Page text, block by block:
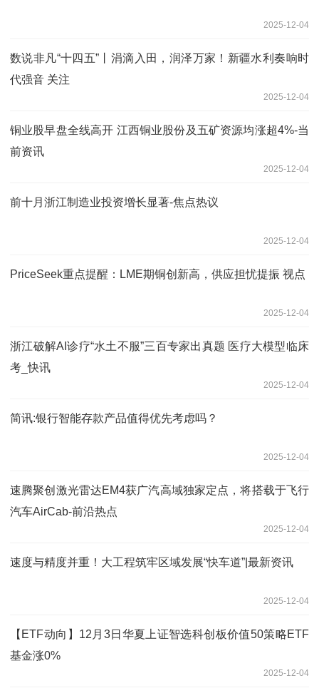
2025-12-04
数说非凡“十四五”丨涓滴入田，润泽万家！新疆水利奏响时
代强音 关注
2025-12-04
铜业股早盘全线高开 江西铜业股份及五矿资源均涨超4%-当
前资讯
2025-12-04
前十月浙江制造业投资增长显著-焦点热议
2025-12-04
PriceSeek重点提醒：LME期铜创新高，供应担忧提振 视点
2025-12-04
浙江破解AI诊疗“水土不服”三百专家出真题 医疗大模型临床
考_快讯
2025-12-04
简讯:银行智能存款产品值得优先考虑吗？
2025-12-04
速腾聚创激光雷达EM4获广汽高域独家定点，将搭载于飞行
汽车AirCab-前沿热点
2025-12-04
速度与精度并重！大工程筑牢区域发展“快车道”|最新资讯
2025-12-04
【ETF动向】12月3日华夏上证智选科创板价值50策略ETF
基金涨0%
2025-12-04